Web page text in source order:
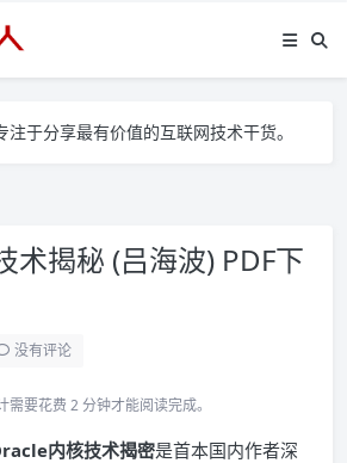
于分享最有价值的互联网技术干货。
术揭秘 (吕海波) PDF下
没有评论
要花费 2 分钟才能阅读完成。
内核技术揭密是首本国内作者深